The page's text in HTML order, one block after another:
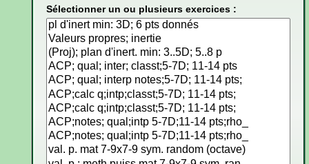
Sélectionner un ou plusieurs exercices :